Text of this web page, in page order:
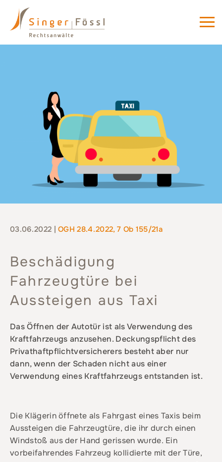
03.06.2022 |OGH 28.4.2022, 7 Ob 155/21a
Beschädigung
Fahrzeugtüre bei
Aussteigen aus Taxi
Das Öffnen der Autotür ist als Verwendung des
Kraftfahrzeugs anzusehen. Deckungspflicht des
Privathaftpflichtversicherers besteht aber nur
dann, wenn der Schaden nicht aus einer
Verwendung eines Kraftfahrzeugs entstanden ist.
Die Klägerin öffnete als Fahrgast eines Taxis beim
Aussteigen die Fahrzeugtüre, die ihr durch einen
Windstoß aus der Hand gerissen wurde. Ein
vorbeifahrendes Fahrzeug kollidierte mit der Türe,